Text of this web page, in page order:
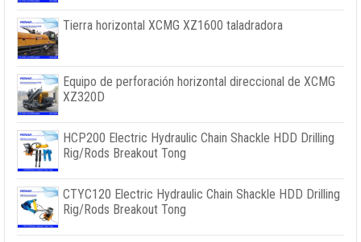
Tierra horizontal XCMG XZ1600 taladradora
Equipo de perforación horizontal direccional de XCMG
XZ320D
HCP200 Electric Hydraulic Chain Shackle HDD Drilling
Rig/Rods Breakout Tong
CTYC120 Electric Hydraulic Chain Shackle HDD Drilling
Rig/Rods Breakout Tong